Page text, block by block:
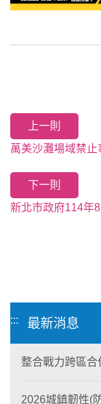
上一則
萬美沙灘場域禁止
下一則
::: 最新消息
整合戰力跨區
2026城鎮韌性(